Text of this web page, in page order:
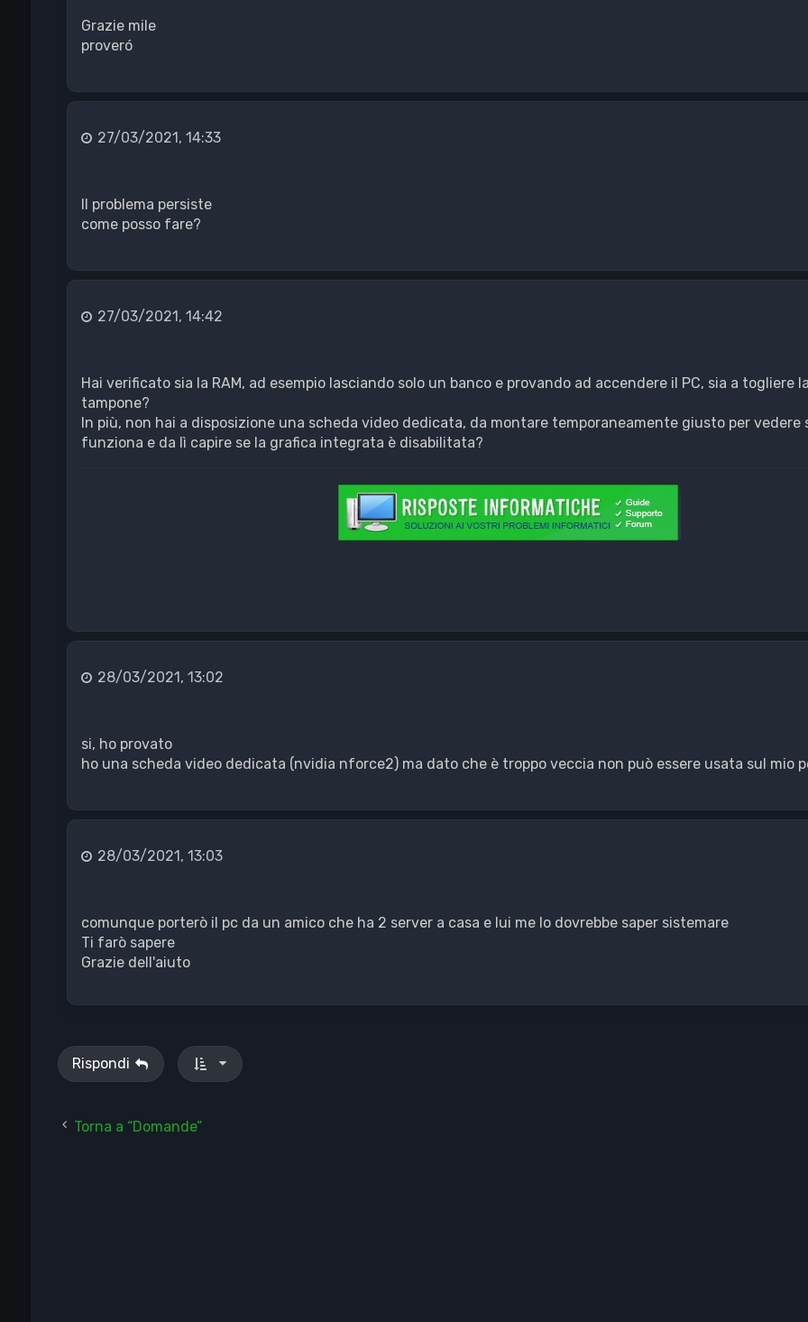
Grazie mile
proveró
27/03/2021, 14:33
Il problema persiste
come posso fare?
27/03/2021, 14:42
Hai verificato sia la RAM, ad esempio lasciando solo un banco e provando ad accendere il PC, sia a togliere
tampone?
In più, non hai a disposizione una scheda video dedicata, da montare temporaneamente giusto per vedere
funziona e da lì capire se la grafica integrata è disabilitata?
28/03/2021, 13:02
si, ho provato
ho una scheda video dedicata (nvidia nforce2) ma dato che è troppo veccia non può essere usata sul mio
28/03/2021, 13:03
comunque porterò il pc da un amico che ha 2 server a casa e lui me lo dovrebbe saper sistemare
Ti farò sapere
Grazie dell'aiuto
Rispondi
Torna a “Domande”